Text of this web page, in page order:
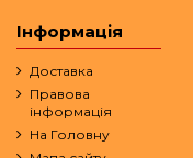
Інформація
Доставка
Правова
інформація
На Головну